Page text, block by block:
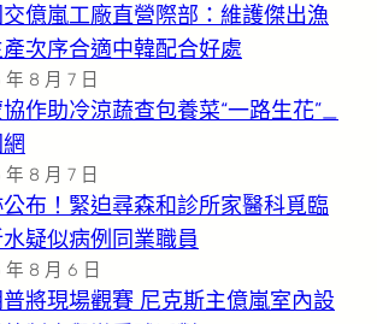
億嵐工廠直營際部：維護傑出漁
次序合適中韓配合好處
8 月 7 日
作助冷涼蔬查包養菜“一路生花”_
8 月 7 日
布！緊迫尋森和診所家醫科覓臨
疑似病例同業職員
年 8 月 6 日
將現場觀賽 尼克斯主億嵐室內設